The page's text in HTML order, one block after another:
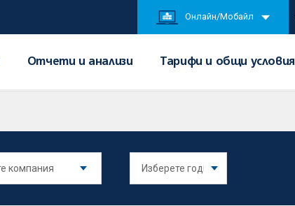
Онлайн/Мобайл
Отчети и анализи Тарифи и общи условия